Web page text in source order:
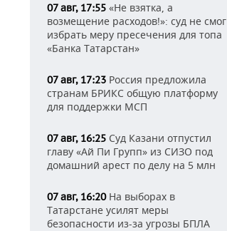
07 авг, 17:55 «Не взятка, а
возмещение расходов!»: суд не смог
избрать меру пресечения для топа
«Банка Татарстан»
07 авг, 17:23 Россия предложила
странам БРИКС общую платформу
для поддержки МСП
07 авг, 16:25 Суд Казани отпустил
главу «Ай Пи Групп» из СИЗО под
домашний арест по делу на 5 млн
07 авг, 16:20На выборах в
Татарстане усилят меры
безопасности из-за угрозы БПЛА